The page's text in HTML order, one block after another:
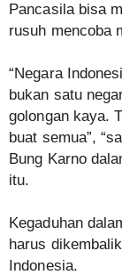
Pancasila bisa
rusuh mencoba
“Negara
bukan satu
golongan kaya.
buat semua”,
Bung Karno
itu.
Kegaduhan
harus
Indonesia.